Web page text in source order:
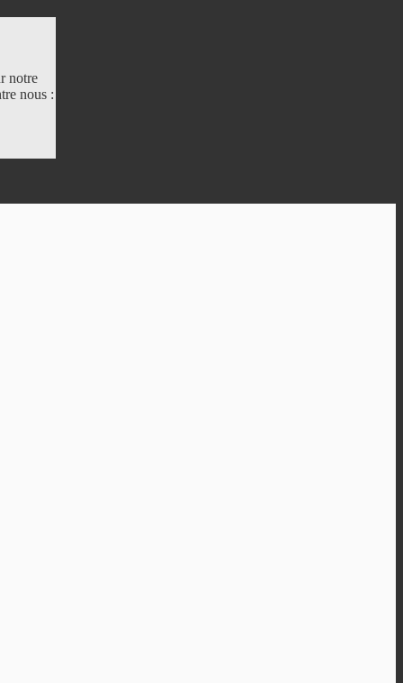
notre
nous :